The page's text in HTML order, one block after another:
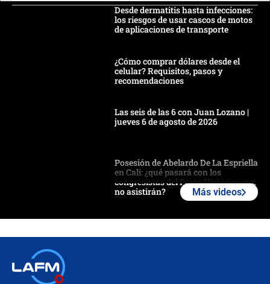
Desde dermatitis hasta infecciones:
los riesgos de usar cascos de motos
de aplicaciones de transporte
¿Cómo comprar dólares desde el
celular? Requisitos, pasos y
recomendaciones
Las seis de las 6 con Juan Lozano |
jueves 6 de agosto de 2026
Posesión de Abelardo De La Espriella
en Cali: ¿qué pasará con los
congresistas del Pacto Histórico que
no asistirán?
Más videos